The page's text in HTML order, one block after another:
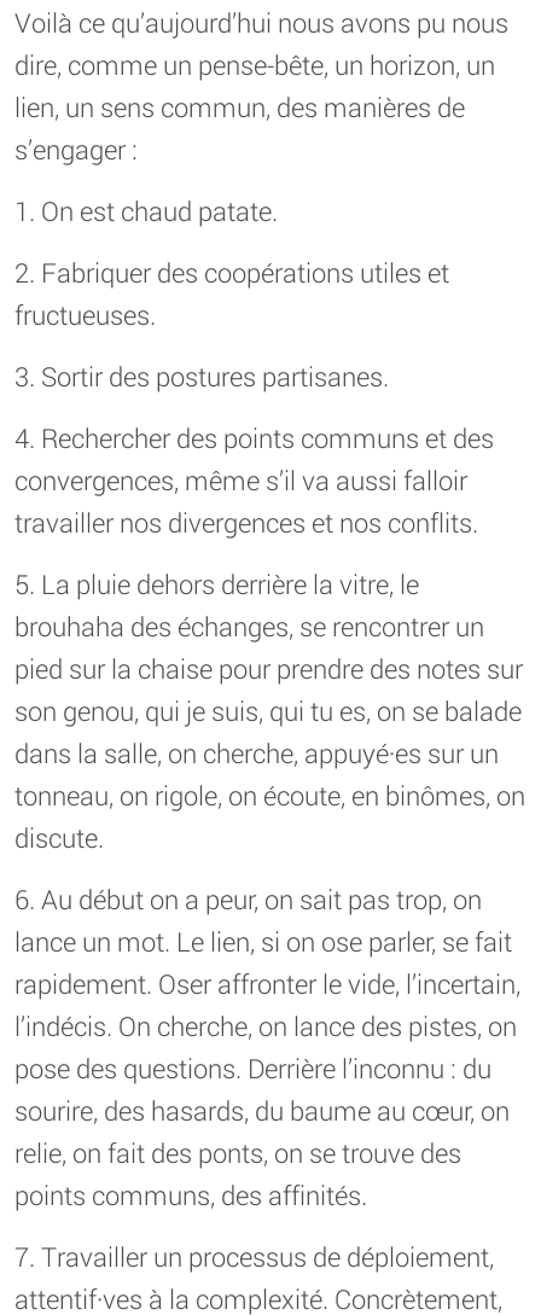
Voilà ce qu’aujourd’hui nous avons pu nous
dire, comme un pense-bête, un horizon, un
lien, un sens commun, des manières de
s’engager :
1. On est chaud patate.
2. Fabriquer des coopérations utiles et
fructueuses.
3. Sortir des postures partisanes.
4. Rechercher des points communs et des
convergences, même s’il va aussi falloir
travailler nos divergences et nos conflits.
5. La pluie dehors derrière la vitre, le
brouhaha des échanges, se rencontrer un
pied sur la chaise pour prendre des notes sur
son genou, qui je suis, qui tu es, on se balade
dans la salle, on cherche, appuyé·es sur un
tonneau, on rigole, on écoute, en binômes, on
discute.
6. Au début on a peur, on sait pas trop, on
lance un mot. Le lien, si on ose parler, se fait
rapidement. Oser affronter le vide, l’incertain,
l’indécis. On cherche, on lance des pistes, on
pose des questions. Derrière l’inconnu : du
sourire, des hasards, du baume au cœur, on
relie, on fait des ponts, on se trouve des
points communs, des affinités.
7. Travailler un processus de déploiement,
attentif·ves à la complexité. Concrètement,